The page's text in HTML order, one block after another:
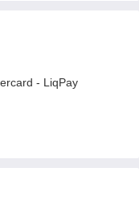
- LiqPay